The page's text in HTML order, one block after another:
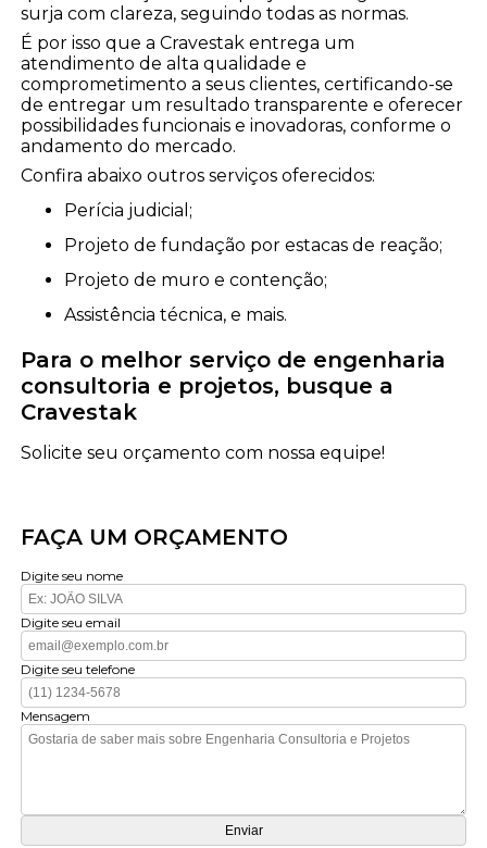
surja com clareza, seguindo todas as normas.
É por isso que a Cravestak entrega um
atendimento de alta qualidade e
comprometimento a seus clientes, certificando-se
de entregar um resultado transparente e oferecer
possibilidades funcionais e inovadoras, conforme o
andamento do mercado.
Confira abaixo outros serviços oferecidos:
perícia judicial;
projeto de fundação por estacas de reação;
projeto de muro e contenção;
assistência técnica, e mais.
Para o melhor serviço de engenharia
consultoria e projetos, busque a
Cravestak
Solicite seu orçamento com nossa equipe!
FAÇA UM ORÇAMENTO
Digite seu nome
Digite seu email
Digite seu telefone
Mensagem